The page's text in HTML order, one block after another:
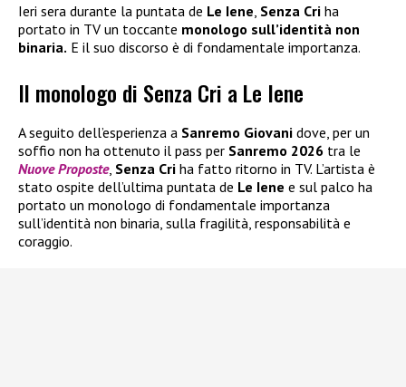
Ieri sera durante la puntata de Le Iene Senza Cri ha
portato in TV un toccante monologo sull’identità non
binaria. E il suo discorso è di fondamentale importanza.
Il monologo di Senza Cri a Le Iene
A seguito dell’esperienza a Sanremo Giovani dove, per un
soffio non ha ottenuto il pass per Sanremo 2026 tra le
Nuove Proposte, Senza Cri ha fatto ritorno in TV. L’artista è
stato ospite dell’ultima puntata de Le Iene e sul palco ha
portato un monologo di fondamentale importanza
sull’identità non binaria, sulla fragilità, responsabilità e
coraggio.